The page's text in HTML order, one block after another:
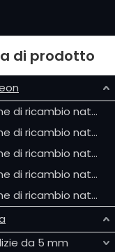
di prodotto
Lampadine di ricambio natalizie C7
Lampadine di ricambio natalizie C9
Lampadine di ricambio natalizie G50
Lampadine di ricambio natalizie G30
Lampadine di ricambio natalizie G40
da 5 mm